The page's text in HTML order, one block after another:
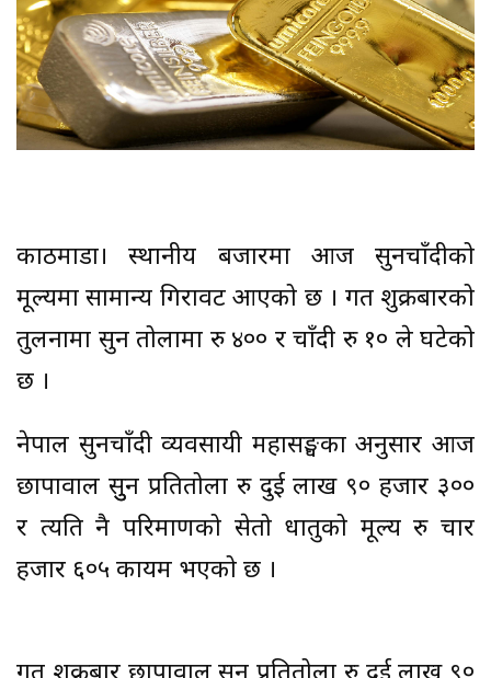
काठमाडौँ। स्थानीय बजारमा आज सुनचाँदीको
मूल्यमा सामान्य गिरावट आएको छ । गत शुक्रबारको
तुलनामा सुन तोलामा रु ४०० र चाँदी रु १० ले घटेको
छ ।
नेपाल सुनचाँदी व्यवसायी महासङ्घका अनुसार आज
छापावाल सुुन प्रतितोला रु दुई लाख ९० हजार ३००
र त्यति नै परिमाणको सेतो धातुको मूल्य रु चार
हजार ६०५ कायम भएको छ ।